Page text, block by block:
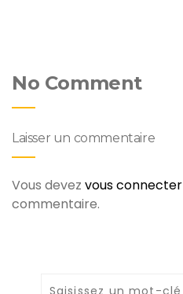
No Comment
Laisser un commentaire
Vous devez vous connecter
commentaire.